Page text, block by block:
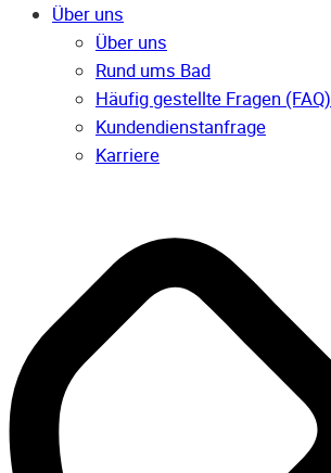
Über uns
Über uns
Rund ums Bad
Häufig gestellte Fragen (FAQ)
Kunden­dienst­anfrage
Karriere